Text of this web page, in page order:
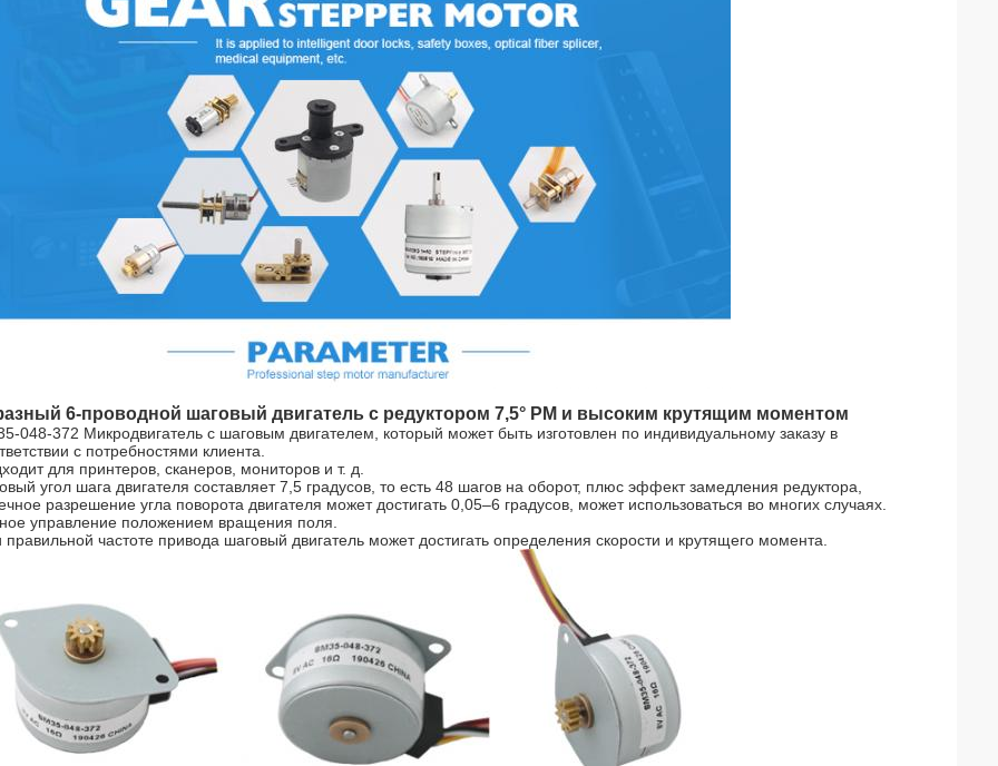
6-проводной шаговый двигатель с редуктором 7,5° PM и высоким крутящим моментом
048-372 Микродвигатель с шаговым двигателем, который может быть изготовлен по индивидуальному заказу в
с потребностями клиента.
для принтеров, сканеров, мониторов и т. д.
угол шага двигателя составляет 7,5 градусов, то есть 48 шагов на оборот, плюс эффект замедления редуктора,
разрешение угла поворота двигателя может достигать 0,05–6 градусов, может использоваться во многих случаях.
управление положением вращения поля.
частоте привода шаговый двигатель может достигать определения скорости и крутящего момента.